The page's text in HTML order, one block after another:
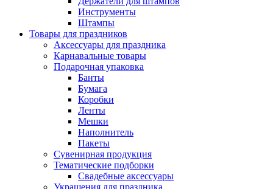
Инструменты
Штампы
Товары для праздников
Аксессуары для праздника
Карнавальные товары
Подарочная упаковка
Банты
Бумага
Коробки
Ленты
Мешки
Наполнитель
Пакеты
Сувенирная продукция
Тематические подборки
Свадебные аксессуары
Украшения для праздника